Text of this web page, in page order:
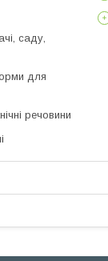
саду,
для
речовини